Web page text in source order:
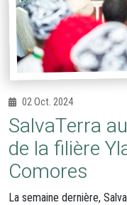
02 Oct. 2024
SalvaTerra
de la filière
Comores
La semaine dernière,